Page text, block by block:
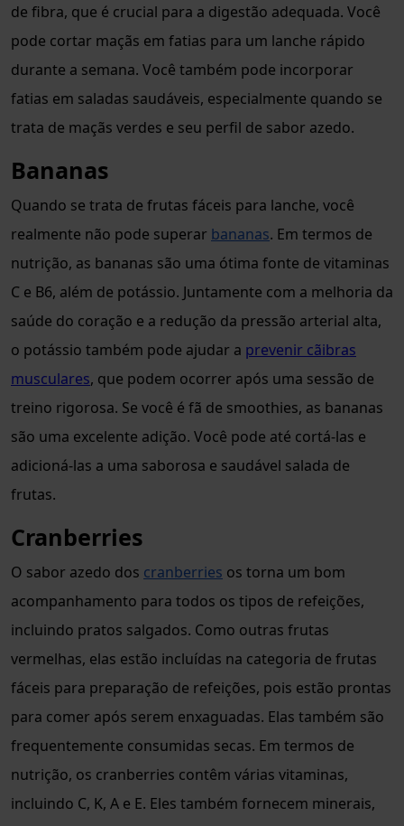
de fibra, que é crucial para a digestão adequada. Você
pode cortar maçãs em fatias para um lanche rápido
durante a semana. Você também pode incorporar
fatias em saladas saudáveis, especialmente quando se
trata de maçãs verdes e seu perfil de sabor azedo.
Bananas
Quando se trata de frutas fáceis para lanche, você
realmente não pode superar bananas. Em termos de
nutrição, as bananas são uma ótima fonte de vitaminas
C e B6, além de potássio. Juntamente com a melhoria da
saúde do coração e a redução da pressão arterial alta,
o potássio também pode ajudar a prevenir cãibras
musculares, que podem ocorrer após uma sessão de
treino rigorosa. Se você é fã de smoothies, as bananas
são uma excelente adição. Você pode até cortá-las e
adicioná-las a uma saborosa e saudável salada de
frutas.
Cranberries
O sabor azedo dos cranberries os torna um bom
acompanhamento para todos os tipos de refeições,
incluindo pratos salgados. Como outras frutas
vermelhas, elas estão incluídas na categoria de frutas
fáceis para preparação de refeições, pois estão prontas
para comer após serem enxaguadas. Elas também são
frequentemente consumidas secas. Em termos de
nutrição, os cranberries contêm várias vitaminas,
incluindo C, K, A e E. Eles também fornecem minerais,